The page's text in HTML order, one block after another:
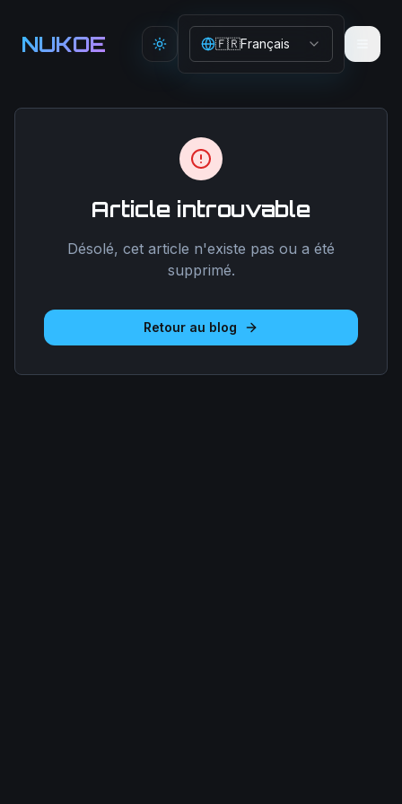
NUKOE Toggle theme
🇫🇷Français
Article introuvable
Désolé, cet article n'existe pas ou a été
supprimé.
Retour au blog